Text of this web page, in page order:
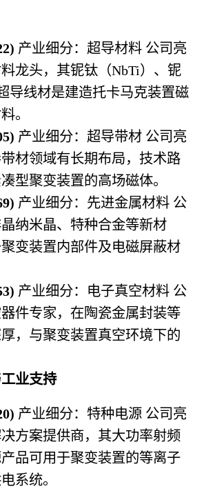
​ 产业细分：超导材料 公司亮
龙头，其铌钛（NbTi）、铌
导线材是建造托卡马克装置磁
。
​ 产业细分：超导带材 公司亮
材领域有长期布局，技术路
型聚变装置的高场磁体。
​ 产业细分：先进金属材料 公
纳米晶、特种合金等新材
变装置内部件及电磁屏蔽材
​ 产业细分：电子真空材料 公
件专家，在陶瓷金属封装等
，与聚变装置真空环境下的
业支持
​ 产业细分：特种电源 公司亮
方案提供商，其大功率射频
品可用于聚变装置的等离子
系统。